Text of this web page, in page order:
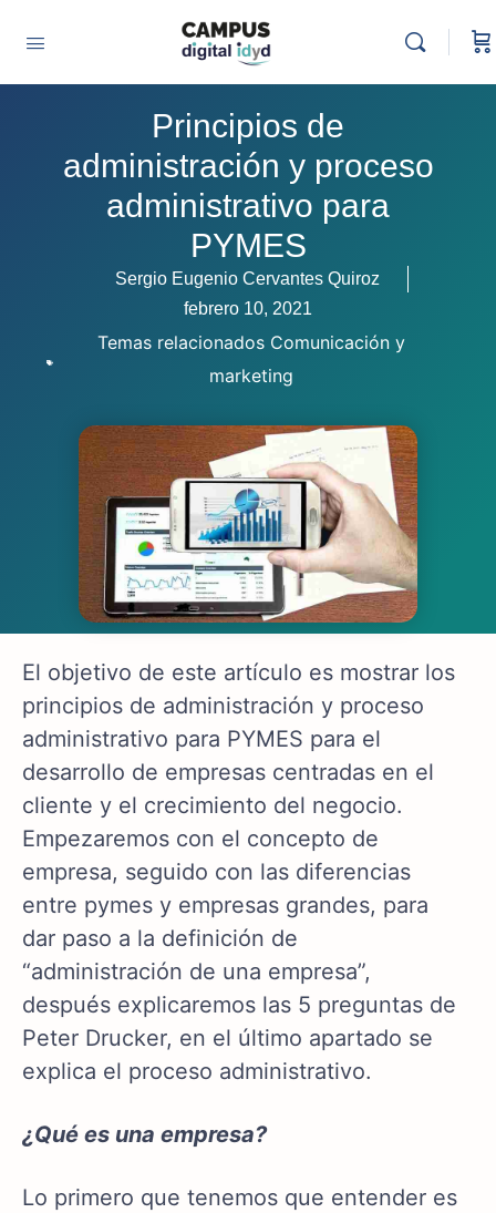
Principios de
administración y proceso
administrativo para
PYMES
Sergio Eugenio Cervantes Quiroz
febrero 10, 2021
Temas relacionados Comunicación y
marketing
El objetivo de este artículo es mostrar los
principios de administración y proceso
administrativo para PYMES para el
desarrollo de empresas centradas en el
cliente y el crecimiento del negocio.
Empezaremos con el concepto de
empresa, seguido con las diferencias
entre pymes y empresas grandes, para
dar paso a la definición de
“administración de una empresa”,
después explicaremos las 5 preguntas de
Peter Drucker, en el último apartado se
explica el proceso administrativo.
¿Qué es una empresa?
Lo primero que tenemos que entender es